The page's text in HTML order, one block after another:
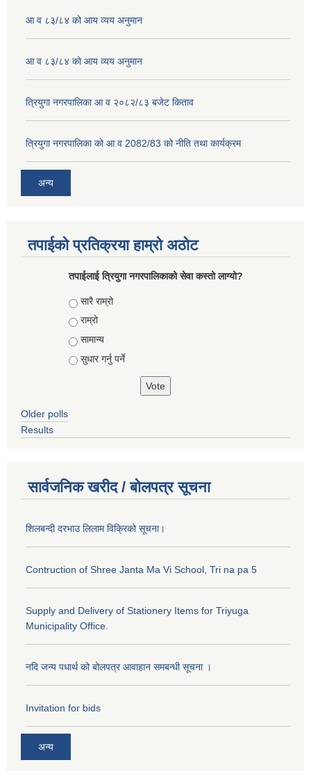
आ व ८३/८४ को आय व्यय अनुमान
आ व ८३/८४ को आय व्यय अनुमान
त्रियुगा नगरपालिका आ व २०८२/८३ बजेट किताव
त्रियुगा नगरपालिका को आ व 2082/83 को नीति तथा कार्यक्रम
अन्य
तपाईको प्रतिक्रया हाम्रो अठोट
तपाईलाई त्रियुगा नगरपालिकाको सेवा कस्तो लाग्यो?
Choices
सारै राम्रो
राम्रो
सामान्य
सुधार गर्नु पर्ने
Older polls
Results
सार्वजनिक खरीद / बोलपत्र सूचना
शिलबन्दी दरभाउ लिलाम विक्रिको सूचना।
Contruction of Shree Janta Ma Vi School, Tri na pa 5
Supply and Delivery of Stationery Items for Triyuga
Municipality Office.
नदि जन्य पधार्थ को बोलपत्र आवाहान समबन्धी सूचना ।
Invitation for bids
अन्य